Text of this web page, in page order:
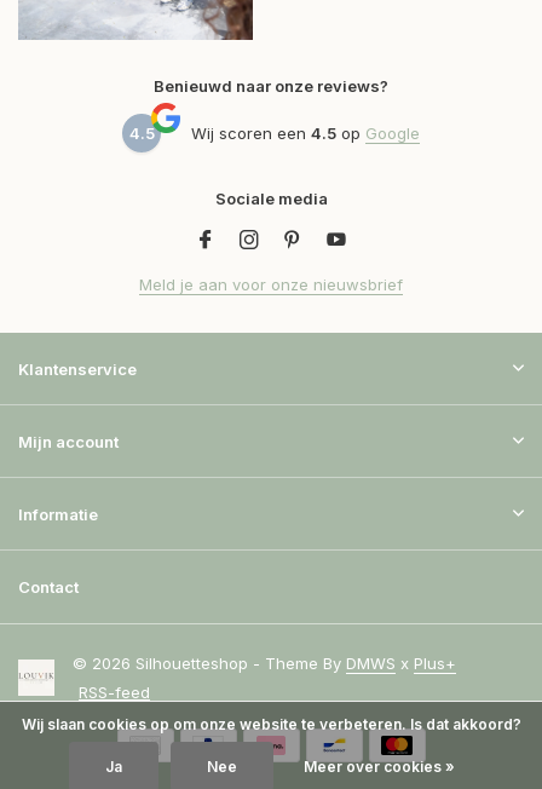
Benieuwd naar onze reviews?
4.5 Wij scoren een 4.5 op Google
Sociale media
Meld je aan voor onze nieuwsbrief
Klantenservice
Mijn account
Informatie
Contact
© 2026 Silhouetteshop - Theme By DMWS x Plus+
RSS-feed
Wij slaan cookies op om onze website te verbeteren. Is dat akkoord?
Ja Nee Meer over cookies »